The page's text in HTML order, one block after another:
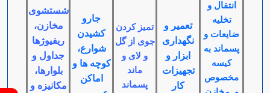
انتقال و
تخلیه
ضایعات و
پسماند به
کیسه
مخصوص
تعمیر و
نگهداری
ابزار و
تجهیزات
کار
تمیز کردن
جوی از گل
و لای و
ماند
پسماند
جارو
کشیدن
شوارع،
کوچه ها و
اماکن
شستشوی
مخازن،
ریفیوژها
جداول و
بلوارها،
مکانیزه و